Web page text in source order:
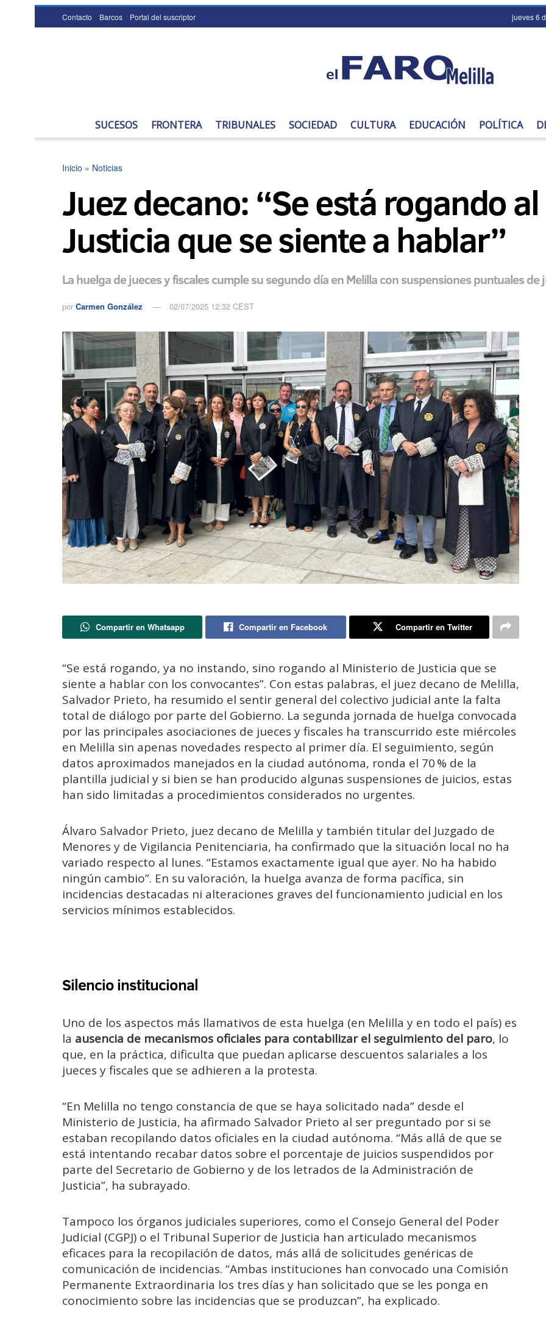
Contacto Barcos Portal del suscriptor jueves 6
SUCESOS FRONTERA TRIBUNALES SOCIEDAD CULTURA EDUCACIÓN POLÍTICA
Inicio » Noticias
Juez decano: “Se está rogando
Justicia que se siente a hablar”
La huelga de jueces y fiscales cumple su segundo día en Melilla con suspensiones puntuales
por Carmen González 02/07/2025 12:32 CEST
Compartir en Whatsapp Compartir en Facebook Compartir en Twitter
“Se está rogando, ya no instando, sino rogando al Ministerio de Justicia que se
siente a hablar con los convocantes”. Con estas palabras, el juez decano de Melilla,
Salvador Prieto, ha resumido el sentir general del colectivo judicial ante la falta
total de diálogo por parte del Gobierno. La segunda jornada de huelga convocada
por las principales asociaciones de jueces y fiscales ha transcurrido este miércoles
en Melilla sin apenas novedades respecto al primer día. El seguimiento, según
datos aproximados manejados en la ciudad autónoma, ronda el 70 % de la
plantilla judicial y si bien se han producido algunas suspensiones de juicios, estas
han sido limitadas a procedimientos considerados no urgentes.
Álvaro Salvador Prieto, juez decano de Melilla y también titular del Juzgado de
Menores y de Vigilancia Penitenciaria, ha confirmado que la situación local no ha
variado respecto al lunes. “Estamos exactamente igual que ayer. No ha habido
ningún cambio”. En su valoración, la huelga avanza de forma pacífica, sin
incidencias destacadas ni alteraciones graves del funcionamiento judicial en los
servicios mínimos establecidos.
Silencio institucional
Uno de los aspectos más llamativos de esta huelga (en Melilla y en todo el país) es
la ausencia de mecanismos oficiales para contabilizar el seguimiento del paro, lo
que, en la práctica, dificulta que puedan aplicarse descuentos salariales a los
jueces y fiscales que se adhieren a la protesta.
“En Melilla no tengo constancia de que se haya solicitado nada” desde el
Ministerio de Justicia, ha afirmado Salvador Prieto al ser preguntado por si se
estaban recopilando datos oficiales en la ciudad autónoma. “Más allá de que se
está intentando recabar datos sobre el porcentaje de juicios suspendidos por
parte del Secretario de Gobierno y de los letrados de la Administración de
Justicia”, ha subrayado.
Tampoco los órganos judiciales superiores, como el Consejo General del Poder
Judicial (CGPJ) o el Tribunal Superior de Justicia han articulado mecanismos
eficaces para la recopilación de datos, más allá de solicitudes genéricas de
comunicación de incidencias. “Ambas instituciones han convocado una Comisión
Permanente Extraordinaria los tres días y han solicitado que se les ponga en
conocimiento sobre las incidencias que se produzcan”, ha explicado.